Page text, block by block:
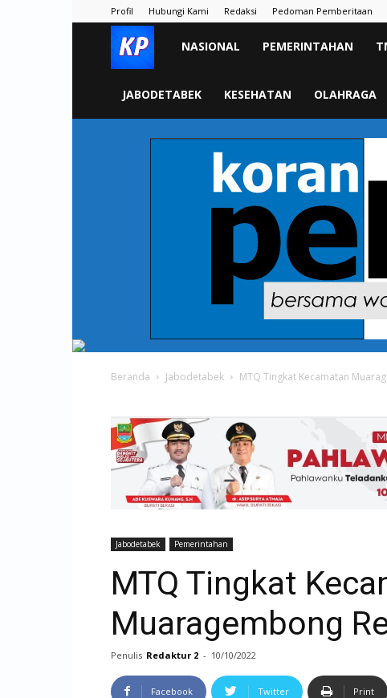
Profil Hubungi Kami Redaksi Pedoman Pemberitaan
KORAN
PELITA
NASIONAL PEMERINTAHAN
JABODETABEK KESEHATAN OLAHRAGA
Beranda Jabodetabek MTQ Tingkat Kecamatan
Jabodetabek Pemerintahan
MTQ Tingkat
Muaragembong
Penulis Redaktur 2 - 10/10/2022
Facebook Twitter Print